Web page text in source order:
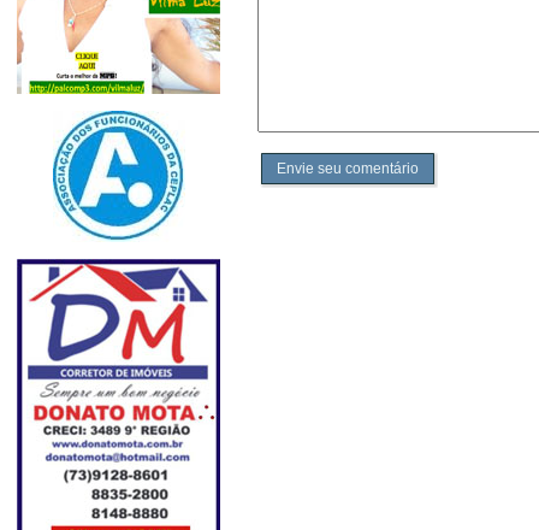
Envie seu comentário